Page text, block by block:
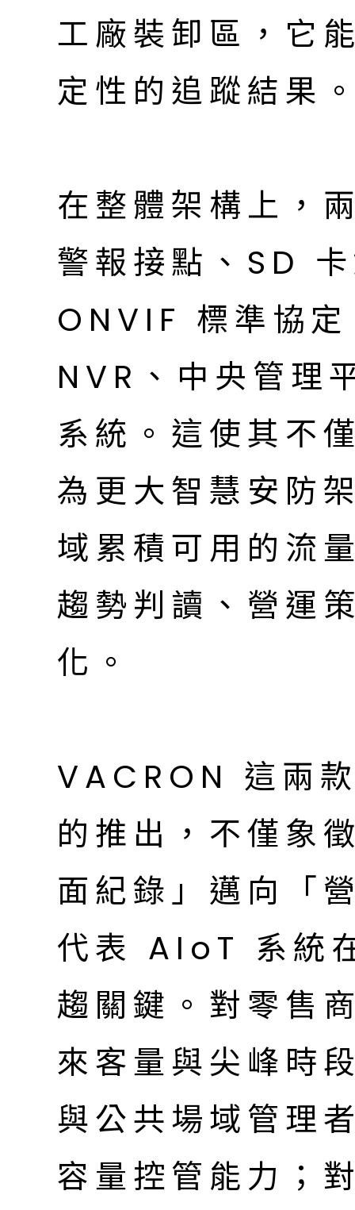
工廠裝卸區，它
定性的追蹤結果
在整體架構上，
警報接點、SD
ONVIF 標準協
NVR、中央管理
系統。這使其不
為更大智慧安防
域累積可用的流
趨勢判讀、營運
化。
VACRON 這兩
的推出，不僅象
面紀錄」邁向「
代表 AIoT 系統
趨關鍵。對零售
來客量與尖峰時
與公共場域管理
容量控管能力；